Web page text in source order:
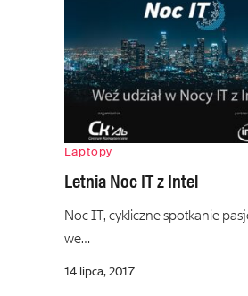
Laptopy
Letnia Noc IT z Intel
Noc IT, cykliczne spotkanie
we…
14 lipca, 2017